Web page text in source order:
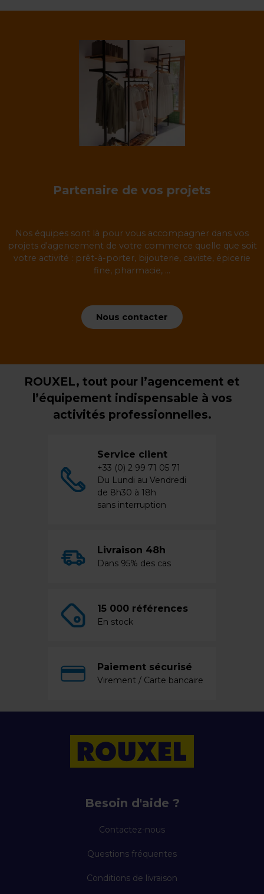
Partenaire de vos projets
Nos équipes sont là pour vous accompagner dans vos
projets d'agencement de votre commerce quelle que soit
votre activité : prêt-à-porter, bijouterie, caviste, épicerie
fine, pharmacie, ...
Nous contacter
ROUXEL, tout pour l’agencement et
l’équipement indispensable à vos
activités professionnelles.
Service client
+33 (0) 2 99 71 05 71
Du Lundi au Vendredi
de 8h30 à 18h
sans interruption
Livraison 48h
Dans 95% des cas
15 000 références
En stock
Paiement sécurisé
Virement / Carte bancaire
Besoin d'aide ?
Contactez-nous
Questions fréquentes
Conditions de livraison